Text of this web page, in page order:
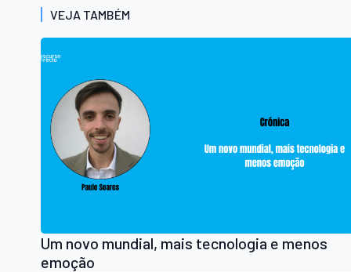
VEJA TAMBÉM
Um novo mundial, mais tecnologia e menos
emoção